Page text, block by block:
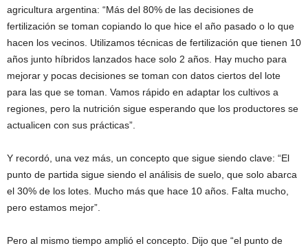
agricultura argentina: “Más del 80% de las decisiones de
fertilización se toman copiando lo que hice el año pasado o lo que
hacen los vecinos. Utilizamos técnicas de fertilización que tienen 10
años junto híbridos lanzados hace solo 2 años. Hay mucho para
mejorar y pocas decisiones se toman con datos ciertos del lote
para las que se toman. Vamos rápido en adaptar los cultivos a
regiones, pero la nutrición sigue esperando que los productores se
actualicen con sus prácticas”.
Y recordó, una vez más, un concepto que sigue siendo clave: “El
punto de partida sigue siendo el análisis de suelo, que solo abarca
el 30% de los lotes. Mucho más que hace 10 años. Falta mucho,
pero estamos mejor”.
Pero al mismo tiempo amplió el concepto. Dijo que “el punto de